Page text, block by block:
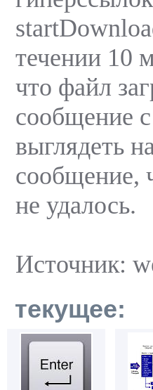
течении 10
что файл
сообщение
выглядеть
сообщение,
не удалось.
Источник:
текущее: